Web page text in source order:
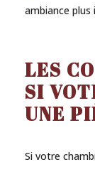
LES
SI
UNE
Si votre